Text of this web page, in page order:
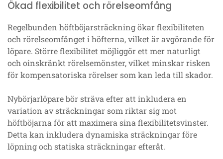
Ökad flexibilitet och rörelseomfång
Regelbunden höftböjarsträckning ökar flexibiliteten
och rörelseomfånget i höfterna, vilket är avgörande för
löpare. Större flexibilitet möjliggör ett mer naturligt
och oinskränkt rörelsemönster, vilket minskar risken
för kompensatoriska rörelser som kan leda till skador.
Nybörjarlöpare bör sträva efter att inkludera en
variation av sträckningar som riktar sig mot
höftböjarna för att maximera sina flexibilitetsvinster.
Detta kan inkludera dynamiska sträckningar före
löpning och statiska sträckningar efteråt.